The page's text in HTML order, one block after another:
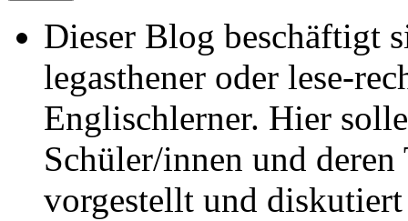
Dieser Blog beschäftigt
legasthener oder lese-
Englischlerner. Hier
Schüler/innen und
vorgestellt und